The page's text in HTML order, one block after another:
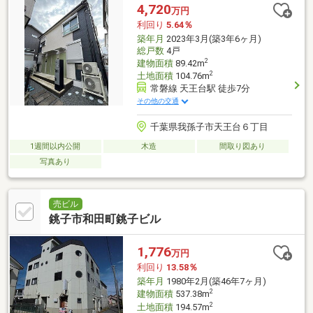
4,720万円
利回り 5.64％
築年月 2023年3月(築3年6ヶ月)
総戸数4戸
建物面積89.42m2
土地面積104.76m2
常磐線 天王台駅 徒歩7分
その他の交通
千葉県我孫子市天王台６丁目
1週間以内公開 木造
間取り図あり
写真あり
売ビル
銚子市和田町銚子ビル
1,776万円
利回り 13.58％
築年月 1980年2月(築46年7ヶ月)
建物面積537.38m2
土地面積194.57m2